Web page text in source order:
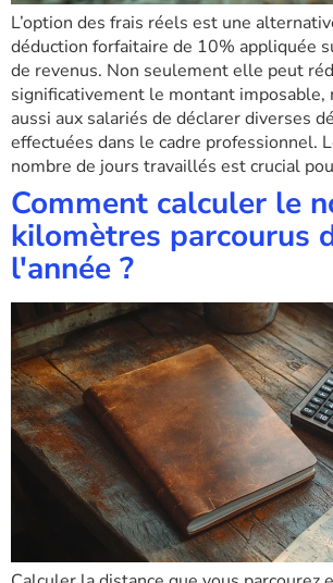
L’option des frais réels est une
déduction forfaitaire de 10% appliquée
de revenus. Non seulement elle peut
significativement le montant
aussi aux salariés de déclarer diverses
effectuées dans le cadre professionnel.
nombre de jours travaillés est crucial
Comment calculer le
kilomètres parcourus
l'année ?